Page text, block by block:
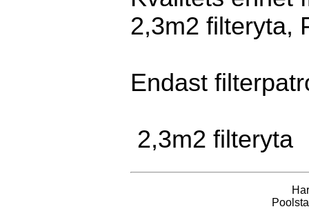
2,3m2 filteryta,
Endast
2,3m2 filteryta